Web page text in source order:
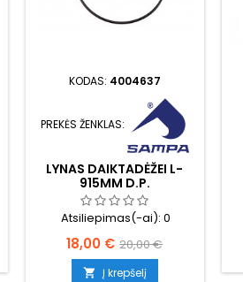
KODAS: 4004637
PREKĖS ŽENKLAS:
LYNAS DAIKTADĖŽEI L-
915MM D.P.
Atsiliepimas(-ai): 0
Kaina
18,00 € Bazinė
kaina
20,00 €
 Į krepšelį